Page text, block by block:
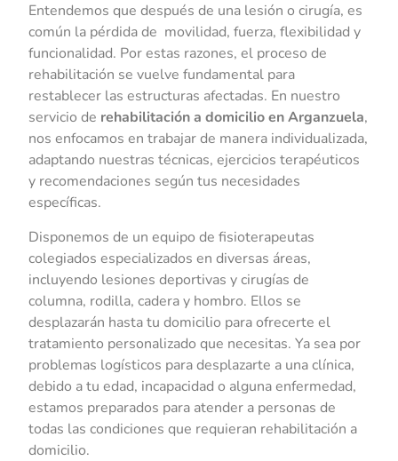
Entendemos que después de una lesión o cirugía, es
común la pérdida de movilidad, fuerza, flexibilidad y
funcionalidad. Por estas razones, el proceso de
rehabilitación se vuelve fundamental para
restablecer las estructuras afectadas. En nuestro
servicio de rehabilitación a domicilio en Arganzuela,
nos enfocamos en trabajar de manera individualizada,
adaptando nuestras técnicas, ejercicios terapéuticos
y recomendaciones según tus necesidades
específicas.
Disponemos de un equipo de fisioterapeutas
colegiados especializados en diversas áreas,
incluyendo lesiones deportivas y cirugías de
columna, rodilla, cadera y hombro. Ellos se
desplazarán hasta tu domicilio para ofrecerte el
tratamiento personalizado que necesitas. Ya sea por
problemas logísticos para desplazarte a una clínica,
debido a tu edad, incapacidad o alguna enfermedad,
estamos preparados para atender a personas de
todas las condiciones que requieran rehabilitación a
domicilio.